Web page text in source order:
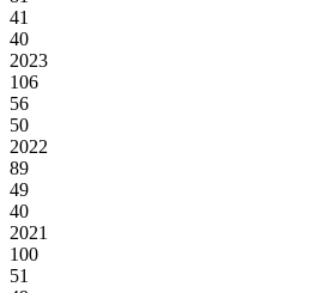
41
40
2023
106
56
50
2022
89
49
40
2021
100
51